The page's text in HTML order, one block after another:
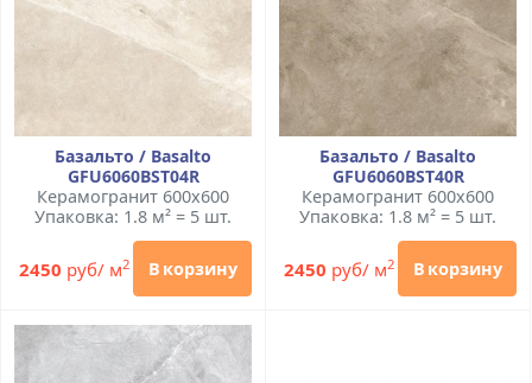
Базальто / Basalto
GFU6060BST04R
Керамогранит 600x600
Упаковка: 1.8 м² = 5 шт.
2450 руб/ м2 В корзину
Базальто / Basalto
GFU6060BST40R
Керамогранит 600x600
Упаковка: 1.8 м² = 5 шт.
2450 руб/ м2 В корзину